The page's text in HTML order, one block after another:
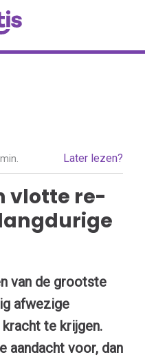
Later lezen?
vlotte re-
van de grootste
afwezige
te krijgen.
aandacht voor, dan